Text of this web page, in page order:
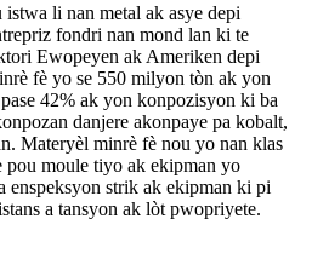
li nan metal ak asye depi
fondri nan mond lan ki te
Ewopeyen ak Ameriken depi
fè yo se 550 milyon tòn ak yon
42% ak yon konpozisyon ki ba
danjere akonpaye pa kobalt,
Materyèl minrè fè nou yo nan klas
moule tiyo ak ekipman yo
enspeksyon strik ak ekipman ki pi
a tansyon ak lòt pwopriyete.